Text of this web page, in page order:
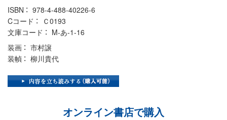
ISBN
978-4-488-40226-6
Cコード
Ｃ0193
文庫コード
M-あ-1-16
装画
市村譲
装幀
柳川貴代
オンライン書店で購入